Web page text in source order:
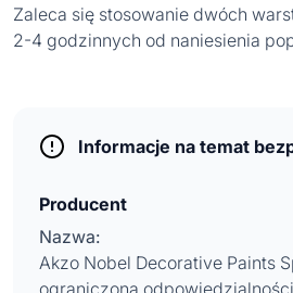
Zaleca się stosowanie dwóch
2-4 godzinnych od naniesienia
Informacje na temat
Producent
Nazwa:
Akzo Nobel Decorative Paints
ograniczoną